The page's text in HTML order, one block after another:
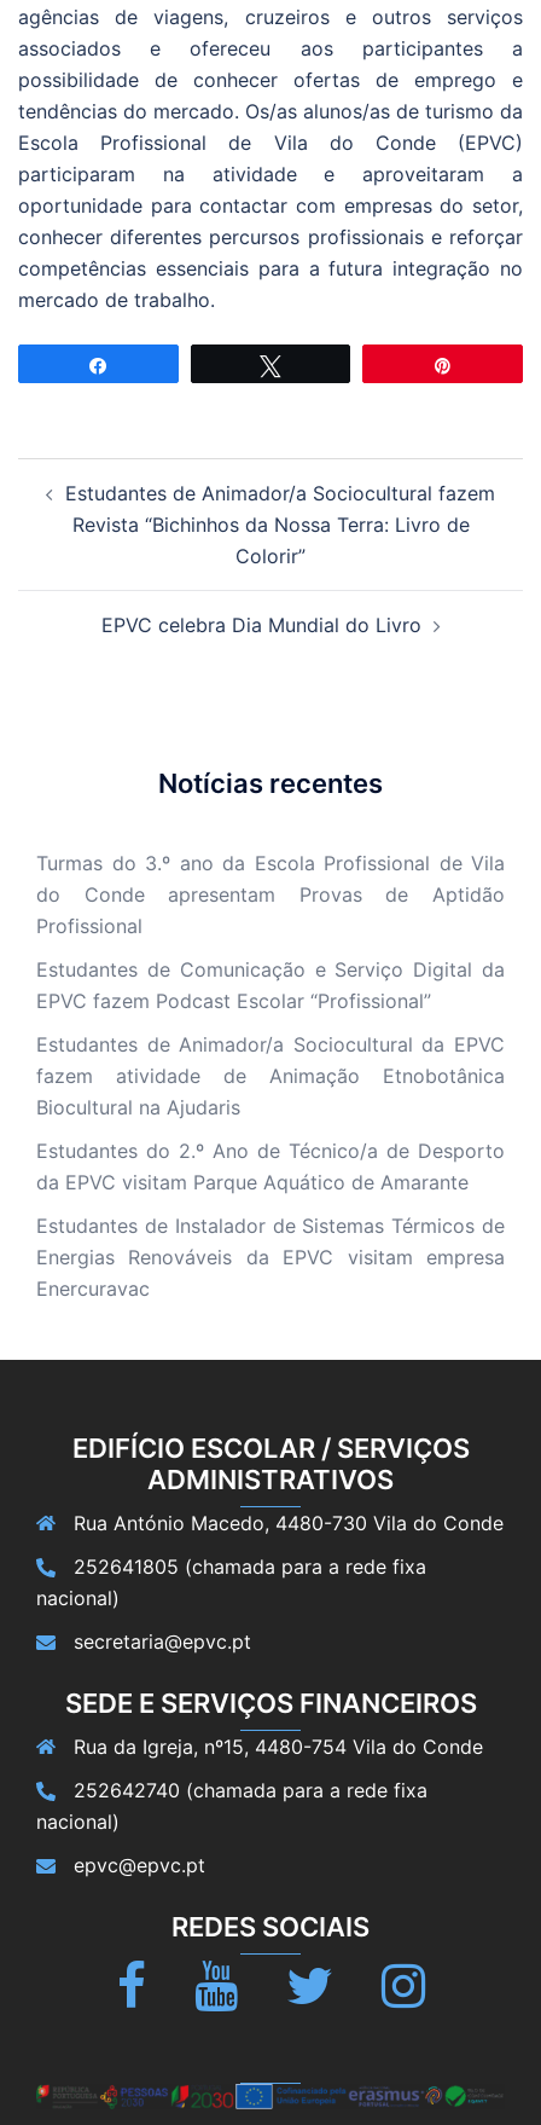
agências de viagens, cruzeiros e outros serviços
associados e ofereceu aos participantes a
possibilidade de conhecer ofertas de emprego e
tendências do mercado. Os/as alunos/as de turismo da
Escola Profissional de Vila do Conde (EPVC)
participaram na atividade e aproveitaram a
oportunidade para contactar com empresas do setor,
conhecer diferentes percursos profissionais e reforçar
competências essenciais para a futura integração no
mercado de trabalho.
de
artigos
Estudantes de Animador/a Sociocultural fazem
Revista “Bichinhos da Nossa Terra: Livro de
Colorir”
EPVC celebra Dia Mundial do Livro
Notícias recentes
Turmas do 3.º ano da Escola Profissional de Vila
do Conde apresentam Provas de Aptidão
Profissional
Estudantes de Comunicação e Serviço Digital da
EPVC fazem Podcast Escolar “Profissional”
Estudantes de Animador/a Sociocultural da EPVC
fazem atividade de Animação Etnobotânica
Biocultural na Ajudaris
Estudantes do 2.º Ano de Técnico/a de Desporto
da EPVC visitam Parque Aquático de Amarante
Estudantes de Instalador de Sistemas Térmicos de
Energias Renováveis da EPVC visitam empresa
Enercuravac
EDIFÍCIO ESCOLAR / SERVIÇOS
ADMINISTRATIVOS
Rua António Macedo, 4480-730 Vila do Conde
252641805 (chamada para a rede fixa
nacional)
secretaria@epvc.pt
SEDE E SERVIÇOS FINANCEIROS
Rua da Igreja, nº15, 4480-754 Vila do Conde
252642740 (chamada para a rede fixa
nacional)
epvc@epvc.pt
REDES SOCIAIS
Facebook Youtube Twitter Instagram